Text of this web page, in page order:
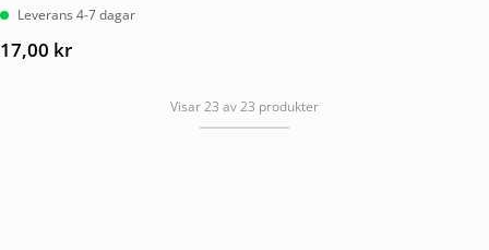
Leverans 4-7 dagar
17,00 kr
Visar 23 av 23 produkter